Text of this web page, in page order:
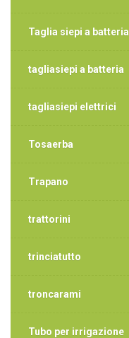
Taglia siepi a batteria
tagliasiepi a batteria
tagliasiepi elettrici
Tosaerba
Trapano
trattorini
trinciatutto
troncarami
Tubo per irrigazione